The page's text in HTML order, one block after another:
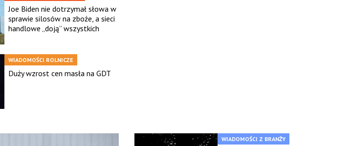
Joe Biden nie dotrzymał słowa w
sprawie silosów na zboże, a sieci
handlowe „doją” wszystkich
WIADOMOŚCI ROLNICZE
Duży wzrost cen masła na GDT
WIADOMOŚCI Z BRANŻY